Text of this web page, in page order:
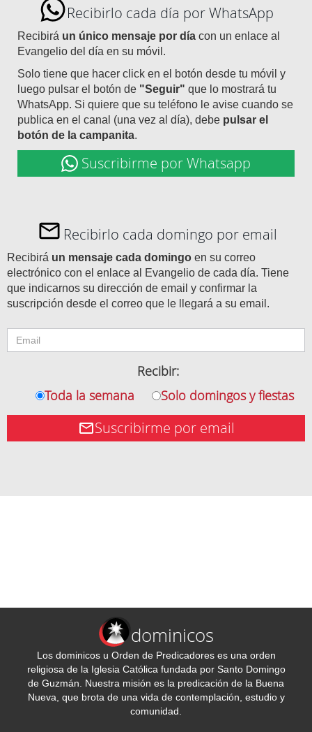
Recibirlo cada día por WhatsApp
Recibirá un único mensaje por día con un enlace al
Evangelio del día en su móvil.
Solo tiene que hacer click en el botón desde tu móvil y
luego pulsar el botón de "Seguir" que lo mostrará tu
WhatsApp. Si quiere que su teléfono le avise cuando se
publica en el canal (una vez al día), debe pulsar el
botón de la campanita.
Suscribirme por Whatsapp
Recibirlo cada domingo por email
Recibirá un mensaje cada domingo en su correo
electrónico con el enlace al Evangelio de cada día. Tiene
que indicarnos su dirección de email y confirmar la
suscripción desde el correo que le llegará a su email.
Recibir:
Toda la semana
Solo domingos y fiestas
Suscribirme por email
dominicos
Los dominicos u Orden de Predicadores es una orden
religiosa de la Iglesia Católica fundada por Santo Domingo
de Guzmán. Nuestra misión es la predicación de la Buena
Nueva, que brota de una vida de contemplación, estudio y
comunidad.